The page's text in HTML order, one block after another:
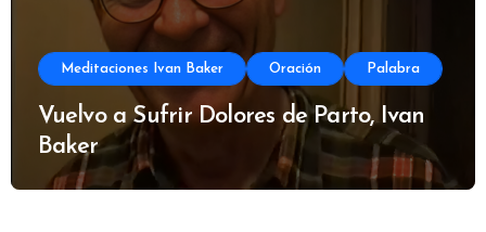
Meditaciones Ivan Baker Oración Palabra
Vuelvo a Sufrir Dolores de Parto, Ivan
Baker